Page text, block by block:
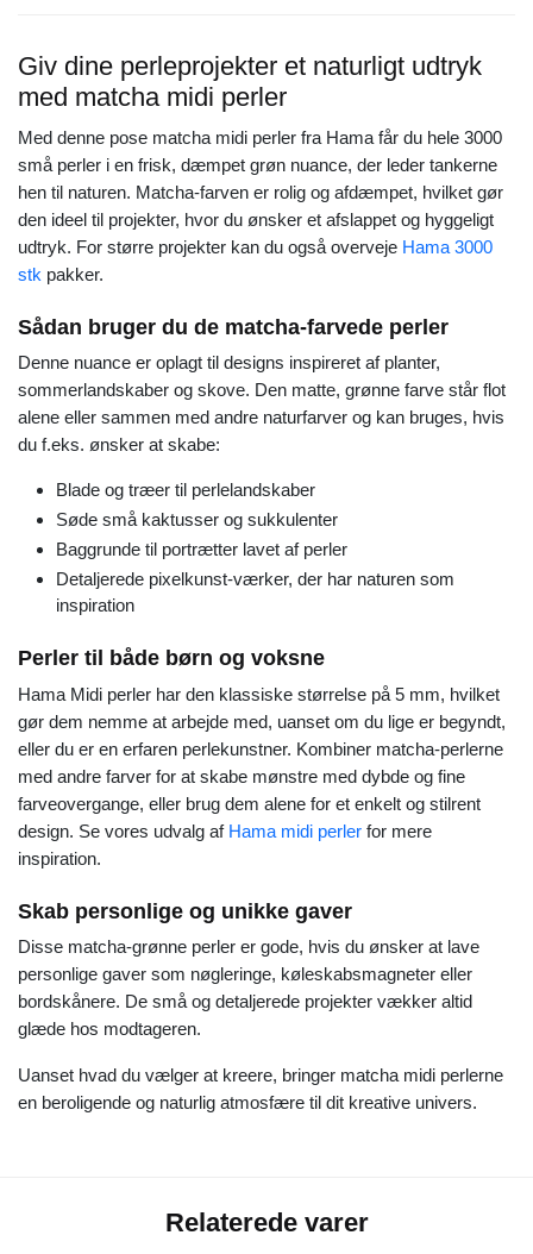
Giv dine perleprojekter et naturligt udtryk
med matcha midi perler
Med denne pose matcha midi perler fra Hama får du hele 3000
små perler i en frisk, dæmpet grøn nuance, der leder tankerne
hen til naturen. Matcha-farven er rolig og afdæmpet, hvilket gør
den ideel til projekter, hvor du ønsker et afslappet og hyggeligt
udtryk. For større projekter kan du også overveje Hama 3000
stk pakker.
Sådan bruger du de matcha-farvede perler
Denne nuance er oplagt til designs inspireret af planter,
sommerlandskaber og skove. Den matte, grønne farve står flot
alene eller sammen med andre naturfarver og kan bruges, hvis
du f.eks. ønsker at skabe:
Blade og træer til perlelandskaber
Søde små kaktusser og sukkulenter
Baggrunde til portrætter lavet af perler
Detaljerede pixelkunst-værker, der har naturen som
inspiration
Perler til både børn og voksne
Hama Midi perler har den klassiske størrelse på 5 mm, hvilket
gør dem nemme at arbejde med, uanset om du lige er begyndt,
eller du er en erfaren perlekunstner. Kombiner matcha-perlerne
med andre farver for at skabe mønstre med dybde og fine
farveovergange, eller brug dem alene for et enkelt og stilrent
design. Se vores udvalg af Hama midi perler for mere
inspiration.
Skab personlige og unikke gaver
Disse matcha-grønne perler er gode, hvis du ønsker at lave
personlige gaver som nøgleringe, køleskabsmagneter eller
bordskånere. De små og detaljerede projekter vækker altid
glæde hos modtageren.
Uanset hvad du vælger at kreere, bringer matcha midi perlerne
en beroligende og naturlig atmosfære til dit kreative univers.
Relaterede varer